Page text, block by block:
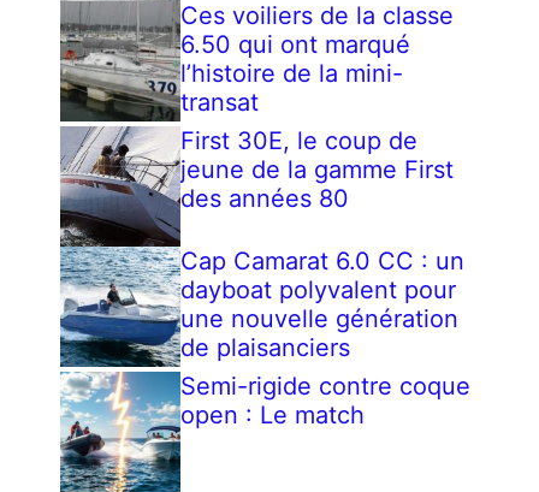
Ces voiliers de la classe
6.50 qui ont marqué
l’histoire de la mini-
transat
First 30E, le coup de
jeune de la gamme First
des années 80
Cap Camarat 6.0 CC : un
dayboat polyvalent pour
une nouvelle génération
de plaisanciers
Semi-rigide contre coque
open : Le match